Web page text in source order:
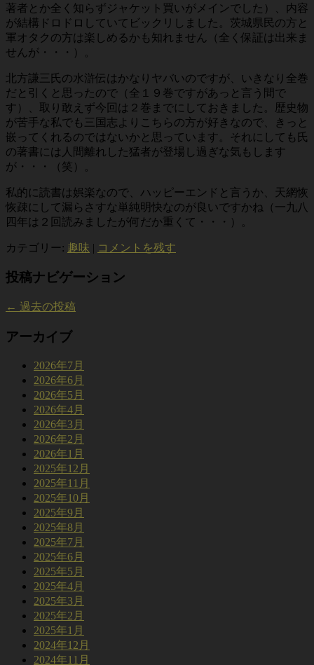
著者とか全く知らずジャケット買いがメインでした）、内容
が結構ドロドロしていてビックリしました。茨城県民の方と
軍オタクの方は楽しめるかも知れません（全く保証は出来ま
せんが・・・）。
北方謙三氏の水滸伝はかなりヤバいのですが、いきなり全巻
だと引くと思ったので（全１９巻ですがあっと言う間で
す）、取り敢えず今回は２巻までにしておきました。歴史物
が苦手な私でも三国志よりこちらの方が好きなので、きっと
嵌ってくれるのではないかと思っています。それにしても氏
の著書には人間離れした猛者が登場し過ぎな気もします
が・・・（笑）。
私的に読書は娯楽なので、ハッピーエンドと言うか、天網恢
恢疎にして漏らさすな単純明快なのが良いですかね（一九八
四年は２回読みましたが何だか重くて・・・）。
カテゴリー: 趣味 | コメントを残す
投稿ナビゲーション
← 過去の投稿
アーカイブ
2026年7月
2026年6月
2026年5月
2026年4月
2026年3月
2026年2月
2026年1月
2025年12月
2025年11月
2025年10月
2025年9月
2025年8月
2025年7月
2025年6月
2025年5月
2025年4月
2025年3月
2025年2月
2025年1月
2024年12月
2024年11月